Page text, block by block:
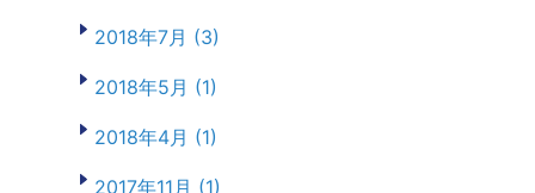
2018年7月 (3)
2018年5月 (1)
2018年4月 (1)
2017年11月 (1)